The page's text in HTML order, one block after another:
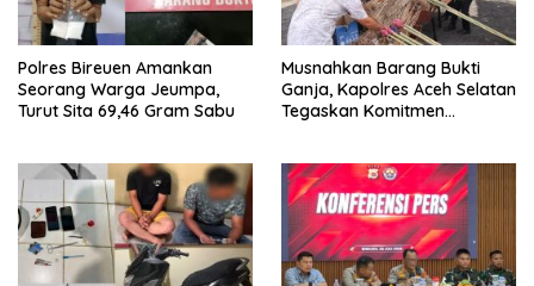
Polres Bireuen Amankan
Seorang Warga Jeumpa,
Turut Sita 69,46 Gram Sabu
Musnahkan Barang Bukti
Ganja, Kapolres Aceh Selatan
Tegaskan Komitmen